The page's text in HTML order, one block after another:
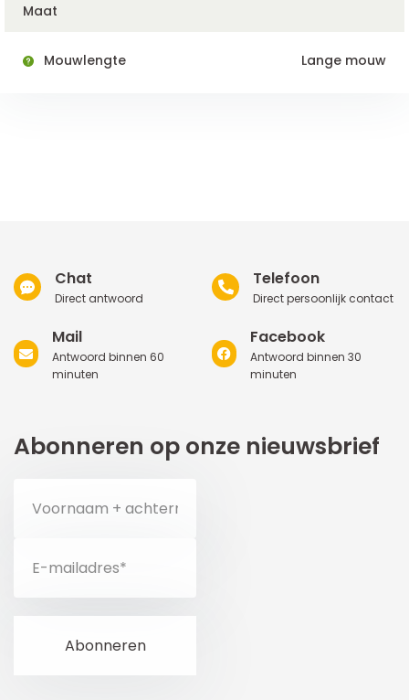
Maat
Mouwlengte Lange mouw
Chat
Direct antwoord
Telefoon
Direct persoonlijk contact
Mail
Antwoord binnen 60
minuten
Facebook
Antwoord binnen 30
minuten
Abonneren op onze nieuwsbrief